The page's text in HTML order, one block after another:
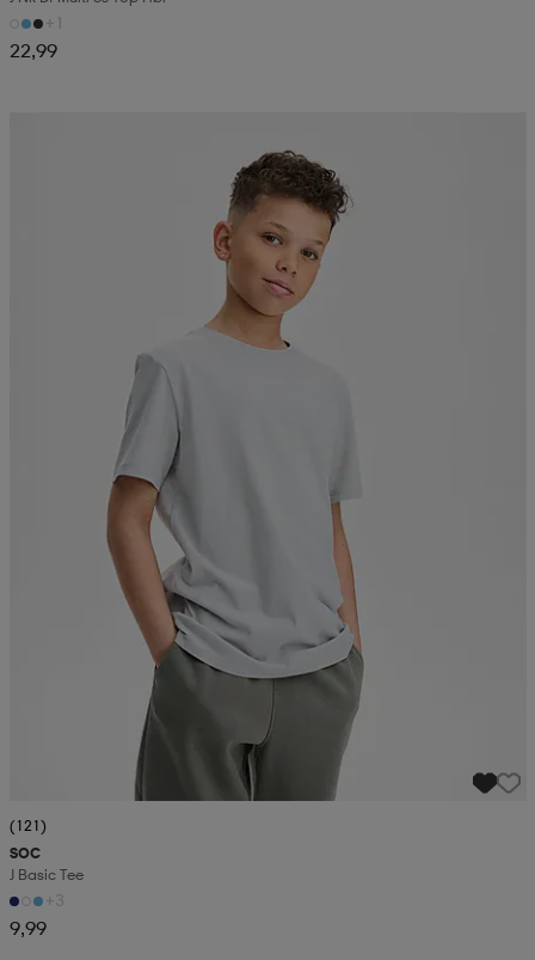
+1
22,99
(121)
SOC
J Basic Tee
+3
9,99